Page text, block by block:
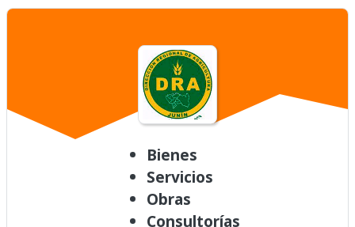
Bienes
Servicios
Obras
Consultorías